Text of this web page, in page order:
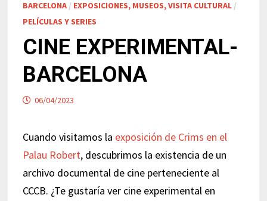
BARCELONA/ EXPOSICIONES, MUSEOS, VISITA CULTURAL/
PELÍCULAS Y SERIES
CINE EXPERIMENTAL-
BARCELONA
06/04/2023
Cuando visitamos la exposición de Crims en el
Palau Robert, descubrimos la existencia de un
archivo documental de cine perteneciente al
CCCB. ¿Te gustaría ver cine experimental en